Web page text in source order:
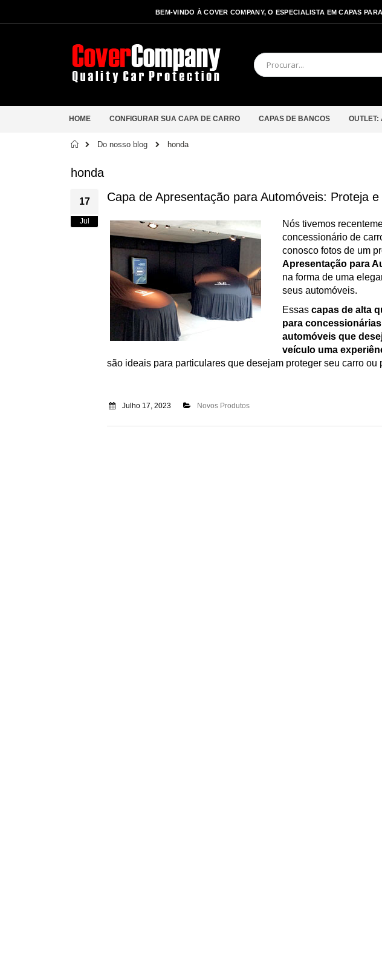
BEM-VINDO À COVER COMPANY, O ESPECIALISTA EM CAPAS
HOME CONFIGURAR SUA CAPA DE CARRO CAPAS DE BANCOS OUTLET:
InícioDo nosso blog honda
honda
17
Jul
Capa de Apresentação para Automóveis: Proteja
Nós tivemos
concessionário de
conosco fotos de um
Apresentação para
na forma de uma
seus automóveis.
Essas capas de alta
para
automóveis que
veículo uma
são ideais para particulares que desejam proteger seu carro ou
Julho 17, 2023 Novos Produtos